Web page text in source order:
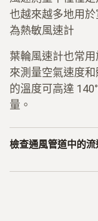
也越來越多地用
為熱敏風速計
葉輪風速計也常
來測量空氣速度
的溫度可高達
量。
檢查通風管道中的流